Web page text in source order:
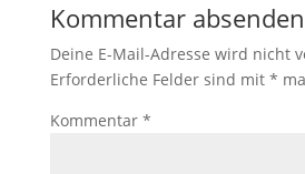
Kommentar absenden
Deine E-Mail-Adresse wird nicht
Erforderliche Felder sind mit *
Kommentar *